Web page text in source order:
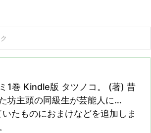
1巻 Kindle版 タツノコ。 (著) 昔
坊主頭の同級生が芸能人に…
たものにおまけなどを追加しま